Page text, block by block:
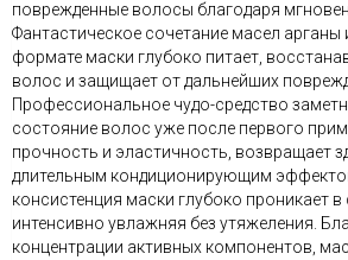
поврежденные волосы благодаря
Фантастическое сочетание масел арганы
формате маски глубоко питает,
волос и защищает от дальнейших
Профессиональное чудо-средство
состояние волос уже после первого
прочность и эластичность, возвращает
длительным кондиционирующим
консистенция маски глубоко проникает в
интенсивно увлажняя без утяжеления.
концентрации активных компонентов,